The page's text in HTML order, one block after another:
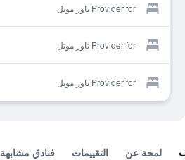
Provider for تاور موتل
Provider for تاور موتل
Provider for تاور موتل
لمحة عن التقييمات فنادق مشابهة